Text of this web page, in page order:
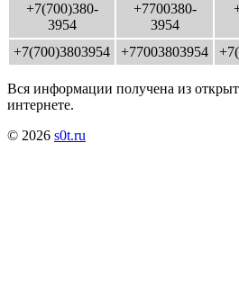
+7(700)380-
3954
+7700380-
3954
+7(700)3803954
+77003803954
Вся информации получена из
интернете.
© 2026 s0t.ru